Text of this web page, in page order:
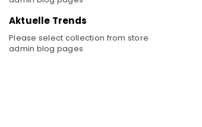
Aktuelle Trends
Please select collection from store
admin blog pages